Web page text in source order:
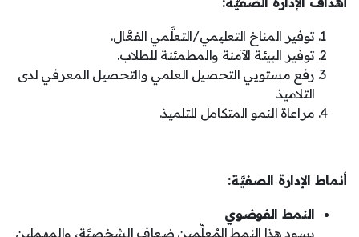
توفير المناخ التعليمي/التعلَّمي الفعَّال.
توفير البيئة الآمنة والمطمئنة للطلاب.
رفع مستويي التحصيل العلمي والتحصيل المعرفي لدى
التلاميذ.
مراعاة النمو المتكامل للتلميذ.
أنماط الإدارة الصفيَّة:
النمط الفوضوي
يسود هذا النمط المُعلِّمين ضعاف الشخصيَّة، والمهملين